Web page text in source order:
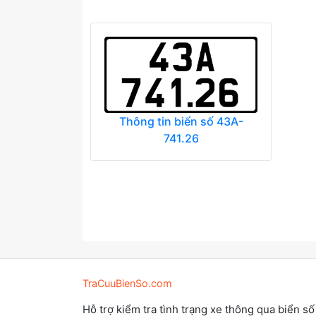
Thông tin biển số 43A-
741.26
TraCuuBienSo.com
Hỗ trợ kiểm tra tình trạng xe thông qua biển số